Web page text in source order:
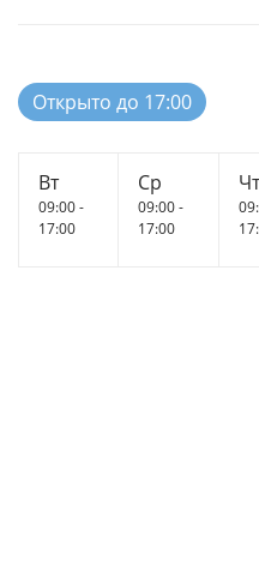
Открыто до 17:00
Вт
09:00 -
17:00
Ср
09:00 -
17:00
Чт